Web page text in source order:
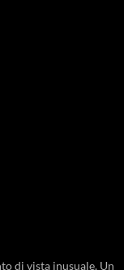
di vista inusuale. Un